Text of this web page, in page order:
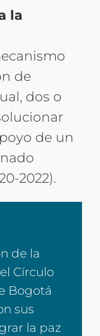
la
de
dos o
de un
2022).
de la
Círculo
Bogotá
sus
la paz